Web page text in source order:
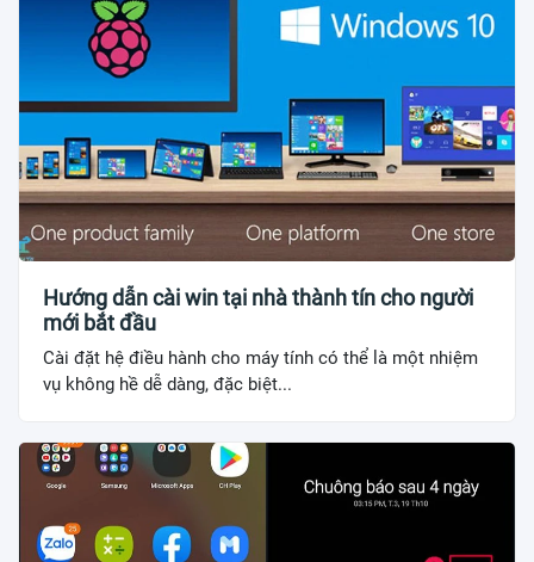
Hướng dẫn cài win tại nhà thành tín cho người
mới bắt đầu
Cài đặt hệ điều hành cho máy tính có thể là một nhiệm
vụ không hề dễ dàng, đặc biệt...